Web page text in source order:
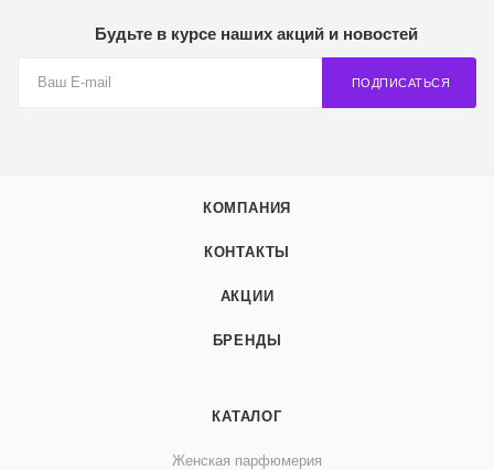
Будьте в курсе наших акций и новостей
ПОДПИСАТЬСЯ
КОМПАНИЯ
КОНТАКТЫ
АКЦИИ
БРЕНДЫ
КАТАЛОГ
Женская парфюмерия